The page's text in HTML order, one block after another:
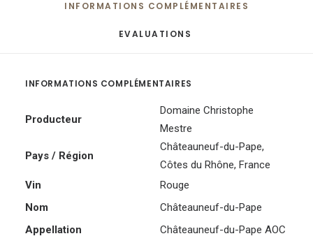
INFORMATIONS COMPLÉMENTAIRES
EVALUATIONS
INFORMATIONS COMPLÉMENTAIRES
Producteur
Domaine Christophe
Mestre
Pays / Région
Châteauneuf-du-Pape,
Côtes du Rhône, France
Vin
Rouge
Nom
Châteauneuf-du-Pape
Appellation
Châteauneuf-du-Pape AOC